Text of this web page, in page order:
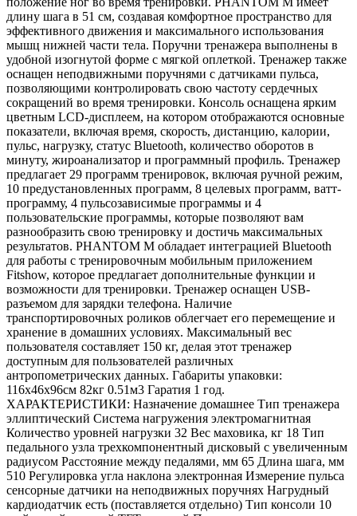
длину шага в 51 см, создавая комфортное пространство для
эффективного движения и максимального использования
мышц нижней части тела. Поручни тренажера выполнены в
удобной изогнутой форме с мягкой оплеткой. Тренажер также
оснащен неподвижными поручнями с датчиками пульса,
позволяющими контролировать свою частоту сердечных
сокращений во время тренировки. Консоль оснащена ярким
цветным LCD-дисплеем, на котором отображаются основные
показатели, включая время, скорость, дистанцию, калории,
пульс, нагрузку, статус Bluetooth, количество оборотов в
минуту, жироанализатор и программный профиль. Тренажер
предлагает 29 программ тренировок, включая ручной режим,
10 предустановленных программ, 8 целевых программ, ватт-
программу, 4 пульсозависимые программы и 4
пользовательские программы, которые позволяют вам
разнообразить свою тренировку и достичь максимальных
результатов. PHANTOM M обладает интеграцией Bluetooth
для работы с тренировочным мобильным приложением
Fitshow, которое предлагает дополнительные функции и
возможности для тренировки. Тренажер оснащен USB-
разъемом для зарядки телефона. Наличие
транспортировочных роликов облегчает его перемещение и
хранение в домашних условиях. Максимальный вес
пользователя составляет 150 кг, делая этот тренажер
доступным для пользователей различных
антропометрических данных. Габариты упаковки:
116х46х96см 82кг 0.51м3 Гаратия 1 год.
ХАРАКТЕРИСТИКИ: Назначение домашнее Тип тренажера
эллиптический Система нагружения электромагнитная
Количество уровней нагрузки 32 Вес маховика, кг 18 Тип
педального узла трехкомпонентный дисковый с увеличенным
радиусом Расстояние между педалями, мм 65 Длина шага, мм
510 Регулировка угла наклона электронная Измерение пульса
сенсорные датчики на неподвижных поручнях Нагрудный
кардиодатчик есть (поставляется отдельно) Тип консоли 10